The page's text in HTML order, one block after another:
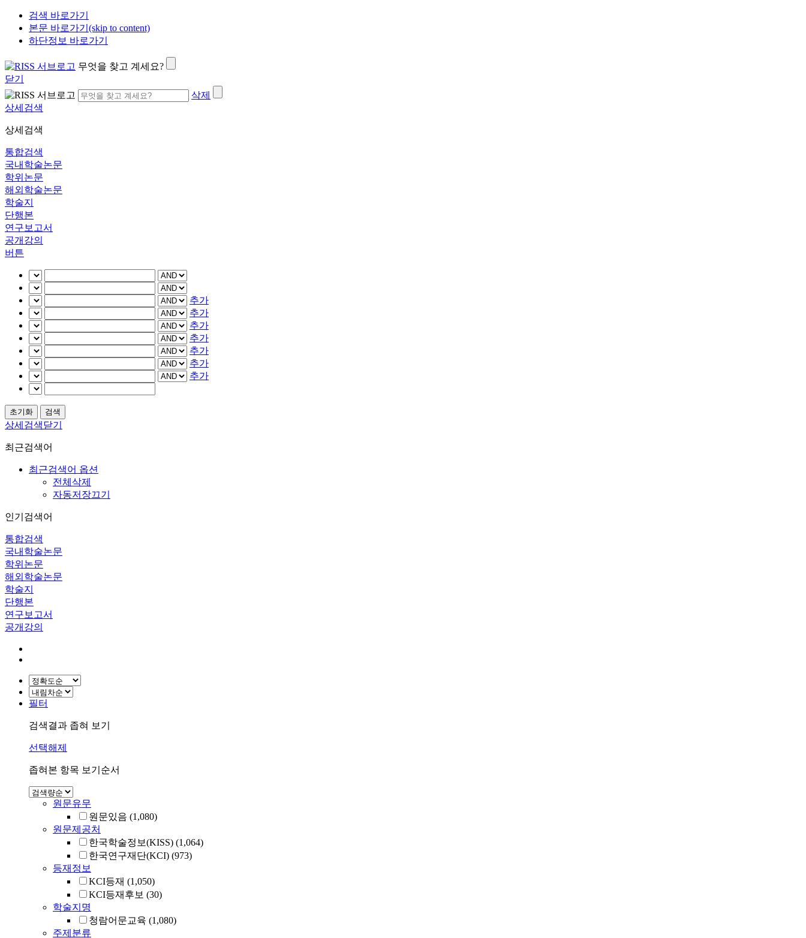
검색 바로가기
본문 바로가기(skip to content)
하단정보 바로가기
무엇을 찾고 계세요?
닫기
삭제
상세검색
상세검색
통합검색
국내학술논문
학위논문
해외학술논문
학술지
단행본
연구보고서
공개강의
버튼
추가
추가
추가
추가
추가
추가
추가
상세검색닫기
최근검색어
최근검색어 옵션
전체삭제
자동저장끄기
인기검색어
통합검색
국내학술논문
학위논문
해외학술논문
학술지
단행본
연구보고서
공개강의
필터
검색결과 좁혀 보기
선택해제
좁혀본 항목 보기순서
원문유무
원문있음 (1,080)
원문제공처
한국학술정보(KISS) (1,064)
한국연구재단(KCI) (973)
등재정보
KCI등재 (1,050)
KCI등재후보 (30)
학술지명
청람어문교육 (1,080)
주제분류